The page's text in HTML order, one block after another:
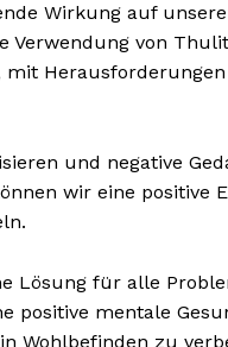
Wirkung auf
von
und negative
wir eine positive
Lösung für alle
positive mentale
Wohlbefinden zu